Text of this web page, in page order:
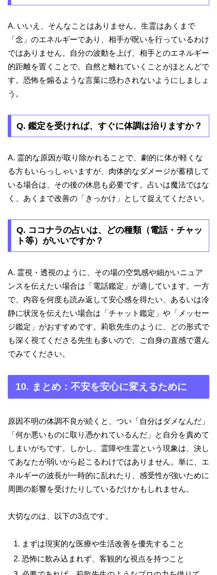
A. いいえ、そんなことはありません。生霊はあくまで
「念」のエネルギーであり、相手が呪いを行っているわけ
ではありません。自分の波動を上げ、相手とのエネルギー
的距離を置くことで、自然と離れていくことがほとんどで
す。恐怖を煽るような言葉に惑わされないようにしましょ
う。
Q. 鑑定を受ければ、すぐに体調は治りますか？
A. 霊的な原因が取り除かれることで、劇的に体が軽くな
る方もいらっしゃいますが、肉体的なダメージが蓄積して
いる場合は、その後の休息も必要です。占いは魔法ではな
く、あくまで改善の「きっかけ」として捉えてください。
Q. ココナラの占いは、どの種類（電話・チャッ
ト等）がいいですか？
A. 霊視・透視のように、その場の空気感や細かいニュア
ンスを伝えたい場合は「電話鑑定」が適しています。一方
で、内容を何度も読み返して安心感を得たい、あるいは冷
静に状況を伝えたい場合は「チャット鑑定」や「メッセー
ジ鑑定」がおすすめです。莉歌先生のように、どの形式で
も深く視てくださる先生も多いので、ご自身の直感で選ん
でみてください。
10. まとめ：不安を安心に変えるために
原因不明の体調不良が続くと、つい「自分はダメなんだ」
「何か悪いものに取り憑かれているんだ」と自分を責めて
しまいがちです。しかし、霊障や生霊という現象は、決し
てあなたが弱いから起こるわけではありません。単に、エ
ネルギーの波長が一時的に乱れたり、感受性が強いために
周囲の影響を受けたりしているだけかもしれません。
大切なのは、以下の3点です。
まずは現実的な医療や生活改善を優先すること
恐怖に飲み込まれず、客観的な視点を持つこと